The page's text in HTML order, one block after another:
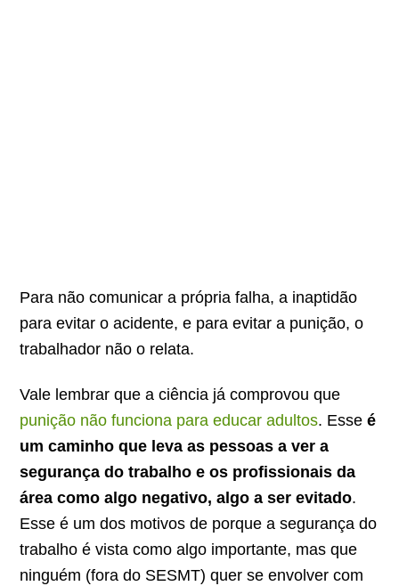
Para não comunicar a própria falha, a inaptidão
para evitar o acidente, e para evitar a punição, o
trabalhador não o relata.
Vale lembrar que a ciência já comprovou que
punição não funciona para educar adultos. Esseé
um caminho que leva as pessoas a ver a
segurança do trabalho e os profissionais da
área como algo negativo, algo a ser evitado.
Esse é um dos motivos de porque a segurança do
trabalho é vista como algo importante, mas que
ninguém (fora do SESMT) quer se envolver com